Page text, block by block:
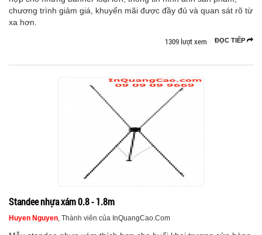
chương trình giảm giá, khuyến mãi được đầy đủ và quan sát rõ từ
xa hơn.
ĐỌC TIẾP
1309 lượt xem
Standee nhựa xám 0.8 - 1.8m
Huyen Nguyen, Thành viên của InQuangCao.Com